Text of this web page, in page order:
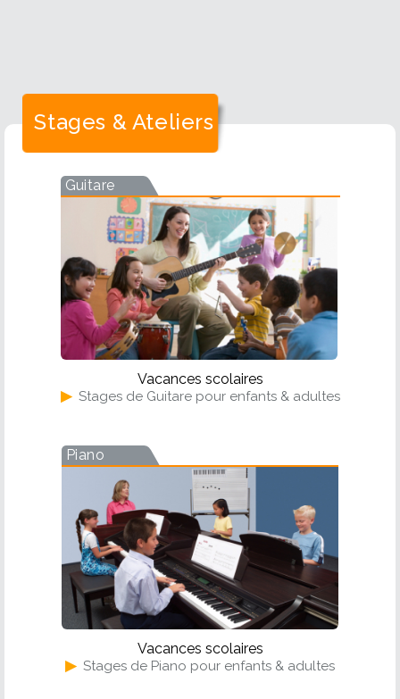
Stages & Ateliers
Guitare
Vacances scolaires
▶ Stages de Guitare pour enfants & adultes
Piano
Vacances scolaires
▶ Stages de Piano pour enfants & adultes